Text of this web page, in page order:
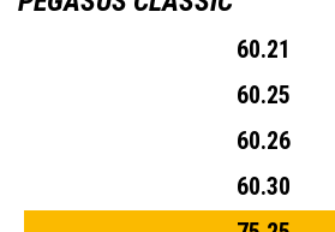
60.21
60.25
60.26
60.30